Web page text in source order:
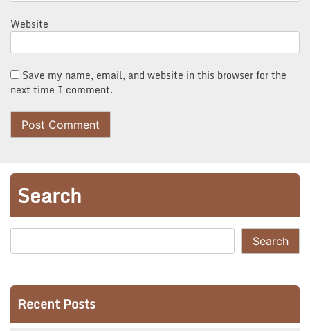
Website
Save my name, email, and website in this browser for the
next time I comment.
Search
Search
Recent Posts